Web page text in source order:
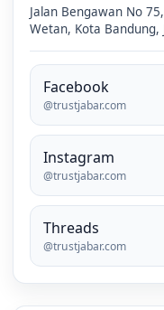
Jalan Bengawan No
Wetan, Kota
Facebook
@trustjabar.com
Instagram
@trustjabar.com
Threads
@trustjabar.com